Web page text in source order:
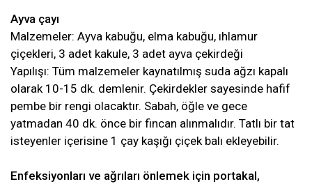
Ayva çayı
Malzemeler: Ayva kabuğu, elma kabuğu, ıhlamur
çiçekleri, 3 adet kakule, 3 adet ayva çekirdeği
Yapılışı: Tüm malzemeler kaynatılmış suda ağzı kapalı
olarak 10-15 dk. demlenir. Çekirdekler sayesinde hafif
pembe bir rengi olacaktır. Sabah, öğle ve gece
yatmadan 40 dk. önce bir fincan alınmalıdır. Tatlı bir tat
isteyenler içerisine 1 çay kaşığı çiçek balı ekleyebilir.
Enfeksiyonları ve ağrıları önlemek için portakal,